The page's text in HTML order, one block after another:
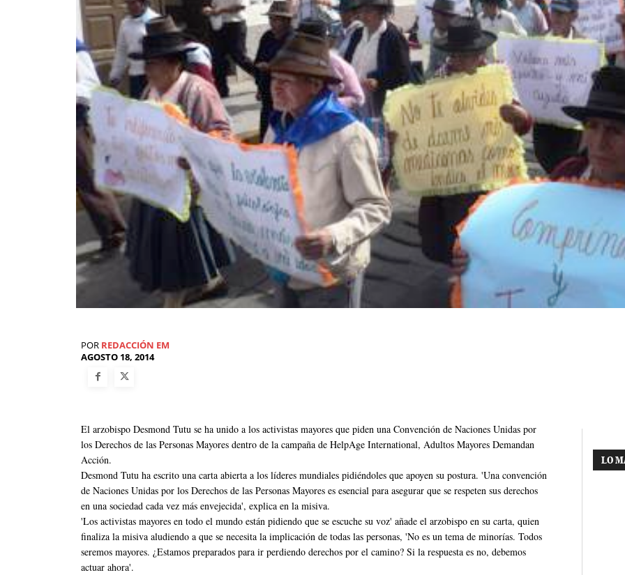
POR REDACCIÓN EM
AGOSTO 18, 2014
El arzobispo Desmond Tutu se ha unido a los activistas mayores que piden una Convención de Naciones Unidas por
los Derechos de las Personas Mayores dentro de la campaña de HelpAge International, Adultos Mayores Demandan
Acción.
Desmond Tutu ha escrito una carta abierta a los líderes mundiales pidiéndoles que apoyen su postura. 'Una convención
de Naciones Unidas por los Derechos de las Personas Mayores es esencial para asegurar que se respeten sus derechos
en una sociedad cada vez más envejecida', explica en la misiva.
'Los activistas mayores en todo el mundo están pidiendo que se escuche su voz' añade el arzobispo en su carta, quien
finaliza la misiva aludiendo a que se necesita la implicación de todas las personas, 'No es un tema de minorías. Todos
seremos mayores. ¿Estamos preparados para ir perdiendo derechos por el camino? Si la respuesta es no, debemos
actuar ahora'.
LO